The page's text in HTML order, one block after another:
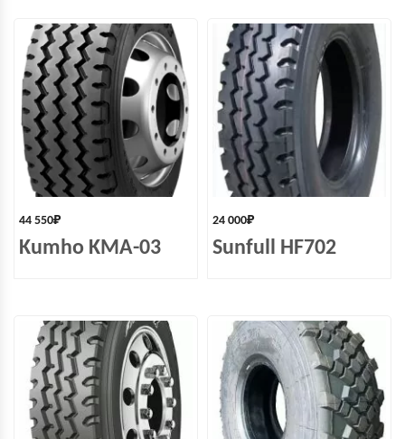
44 550₽
Kumho KMA-03
24 000₽
Sunfull HF702